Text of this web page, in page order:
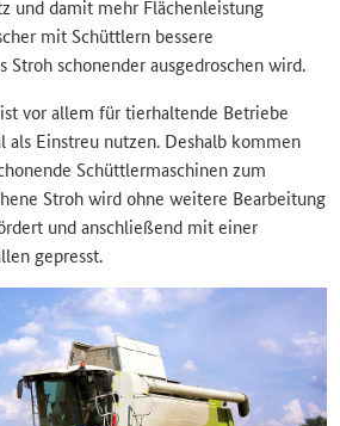
und damit mehr Flächenleistung
mit Schüttlern bessere
Stroh schonender ausgedroschen wird.
vor allem für tierhaltende Betriebe
als Einstreu nutzen. Deshalb kommen
Schüttlermaschinen zum
Stroh wird ohne weitere Bearbeitung
und anschließend mit einer
gepresst.